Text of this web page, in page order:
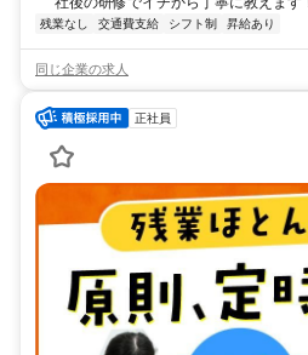
残業なし 交通費支給 シフト制 昇給あり
同じ企業の求人
正社員